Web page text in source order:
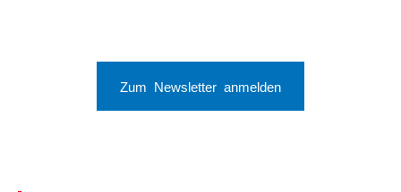
Zum Newsletter anmelden